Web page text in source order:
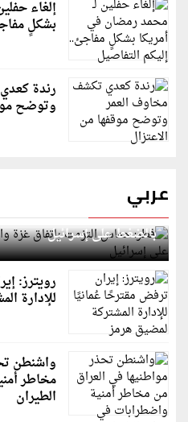
إلغاء
بشكلٍ
رندة
وتوضح
عربي
قطر: حماس التزمت باتفاق
بالضغط على إسرائيل
رويترز:
للإدارة
واشنطن
مخاطر
الطيران